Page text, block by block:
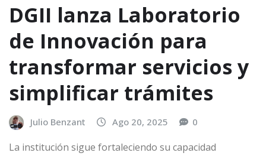
DGII lanza Laboratorio
de Innovación para
transformar servicios y
simplificar trámites
Julio Benzant Ago 20, 2025 0
La institución sigue fortaleciendo su capacidad